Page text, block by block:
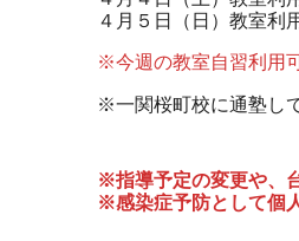
４月５日（日）教室利
※今週の教室自習利用
※一関桜町校に通塾し
※指導予定の変更や、
※感染症予防として個